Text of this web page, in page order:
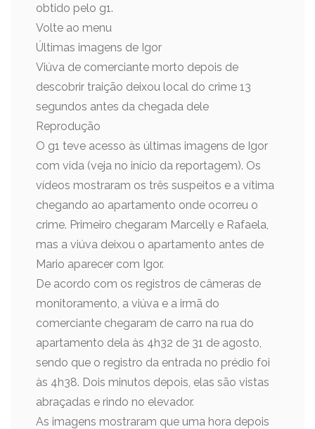
obtido pelo g1.
Volte ao menu
Últimas imagens de Igor
Viúva de comerciante morto depois de
descobrir traição deixou local do crime 13
segundos antes da chegada dele
Reprodução
O g1 teve acesso às últimas imagens de Igor
com vida (veja no início da reportagem). Os
vídeos mostraram os três suspeitos e a vítima
chegando ao apartamento onde ocorreu o
crime. Primeiro chegaram Marcelly e Rafaela,
mas a viúva deixou o apartamento antes de
Mario aparecer com Igor.
De acordo com os registros de câmeras de
monitoramento, a viúva e a irmã do
comerciante chegaram de carro na rua do
apartamento dela às 4h32 de 31 de agosto,
sendo que o registro da entrada no prédio foi
às 4h38. Dois minutos depois, elas são vistas
abraçadas e rindo no elevador.
As imagens mostraram que uma hora depois